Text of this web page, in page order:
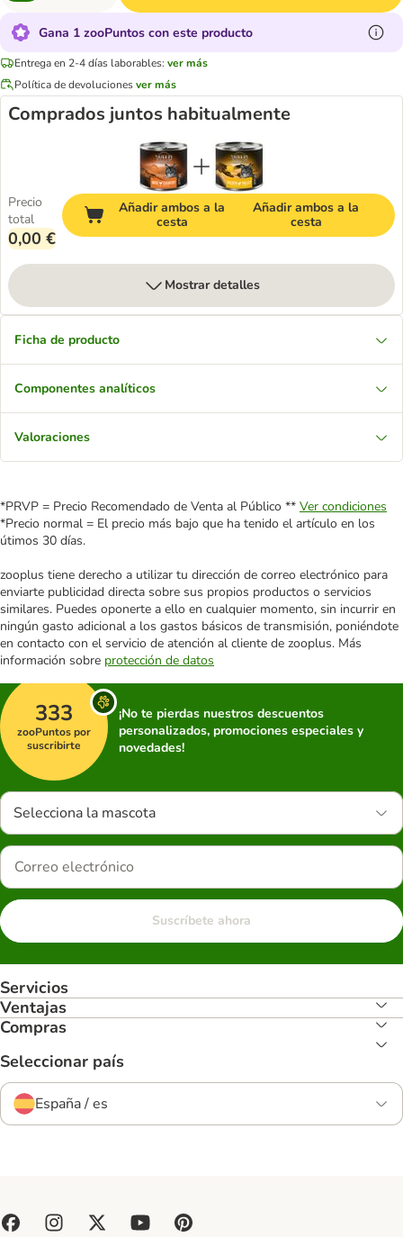
Gana 1 zooPuntos con este producto
Entrega en 2-4 días laborables: ver más
Política de devolucionesver más
Comprados juntos habitualmente
Precio
total
0,00 €
Añadir ambos a la
cesta
Añadir ambos a la
cesta
Mostrar detalles
Ficha de producto
Componentes analíticos
Valoraciones
*PRVP = Precio Recomendado de Venta al Público ** Ver condiciones
*Precio normal = El precio más bajo que ha tenido el artículo en los
útimos 30 días.
zooplus tiene derecho a utilizar tu dirección de correo electrónico para
enviarte publicidad directa sobre sus propios productos o servicios
similares. Puedes oponerte a ello en cualquier momento, sin incurrir en
ningún gasto adicional a los gastos básicos de transmisión, poniéndote
en contacto con el servicio de atención al cliente de zooplus. Más
información sobre protección de datos
333
zooPuntos por
suscribirte
¡No te pierdas nuestros descuentos
personalizados, promociones especiales y
novedades!
Selecciona la mascota
Suscríbete ahora
Servicios
Ventajas
Compras
Seleccionar país
España / es